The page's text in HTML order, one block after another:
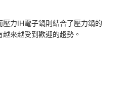
壓力IH電子鍋則結合了壓力鍋的
來越受到歡迎的趨勢。